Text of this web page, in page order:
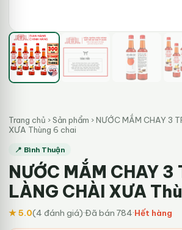
Trang chủ ›Sản phẩm ›NƯỚC MẮM CHAY 3
XƯA Thùng 6 chai
📍 Bình Thuận
NƯỚC MẮM CHAY 3
LÀNG CHÀI XƯA
★ 5.0(4 đánh giá)·Đã bán 784·Hết hàng